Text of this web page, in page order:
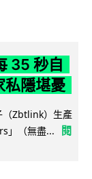
35 秒自
私隱堪憂
（Zbtlink）生產
」（無盡...
閱